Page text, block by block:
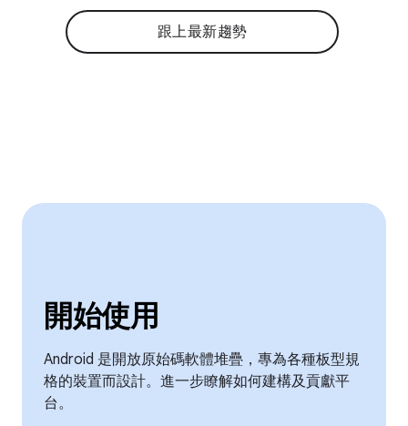
跟上最新趨勢
開始使用
Android 是開放原始碼軟體堆疊，專為各種板型規
格的裝置而設計。進一步瞭解如何建構及貢獻平
台。